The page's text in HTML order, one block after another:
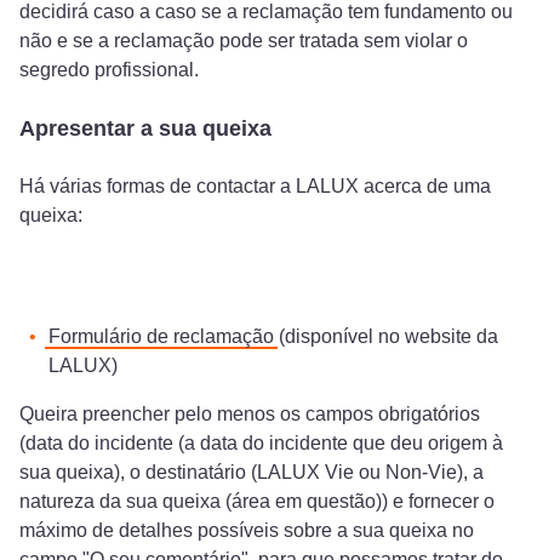
decidirá caso a caso se a reclamação tem fundamento ou
não e se a reclamação pode ser tratada sem violar o
segredo profissional.
Apresentar a sua queixa
Há várias formas de contactar a LALUX acerca de uma
queixa:
Formulário de reclamação (disponível no website da
LALUX)
Queira preencher pelo menos os campos obrigatórios
(data do incidente (a data do incidente que deu origem à
sua queixa), o destinatário (LALUX Vie ou Non-Vie), a
natureza da sua queixa (área em questão)) e fornecer o
máximo de detalhes possíveis sobre a sua queixa no